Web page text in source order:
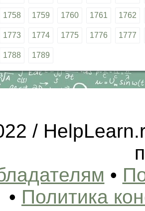
1758 1759 1760 1761 1762
1773 1774 1775 1776 1777
1788 1789
/
•
• Политика